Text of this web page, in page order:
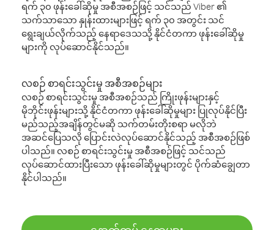
ရက် ၃၀ ဖုန်းခေါ်ဆိုမှု အစီအစဉ်ဖြင့် သင်သည် Viber ၏
သက်သာသော နှုန်းထားများဖြင့် ရက် ၃၀ အတွင်း သင်
ရွေးချယ်လိုက်သည့် နေရာဒေသသို့ နိုင်ငံတကာ ဖုန်းခေါ်ဆိုမှု
များကို လုပ်ဆောင်နိုင်သည်။
လစဉ် စာရင်းသွင်းမှု အစီအစဉ်များ
လစဉ် စာရင်းသွင်းမှု အစီအစဉ်သည် ကြိုးဖုန်းများနှင့်
မိုဘိုင်းဖုန်းများသို့ နိုင်ငံတကာ ဖုန်းခေါ်ဆိုမှုများ ပြုလုပ်နိုင်ပြီး
မည်သည့်အချိန်တွင်မဆို သက်တမ်းတိုးစရာ မလိုဘဲ
အဆင်ပြေသလို ပြောင်းလဲလုပ်ဆောင်နိုင်သည့် အစီအစဉ်ဖြစ်
ပါသည်။ လစဉ် စာရင်းသွင်းမှု အစီအစဉ်ဖြင့် သင်သည်
လုပ်ဆောင်ထားပြီးသော ဖုန်းခေါ်ဆိုမှုများတွင် ပိုက်ဆံချွေတာ
နိုင်ပါသည်။